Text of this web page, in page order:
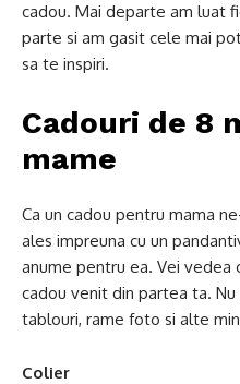
cadou. Mai departe am luat
parte si am gasit cele mai
sa te inspiri.
Cadouri de 8
mame
Ca un cadou pentru mama
ales impreuna cu un
anume pentru ea. Vei vedea
cadou venit din partea ta.
tablouri, rame foto si alte
Colier